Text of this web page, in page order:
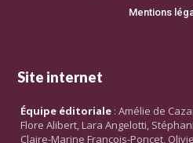
Mentions
Site internet
Équipe éditoriale : Amélie de
Flore Alibert, Lara Angelotti,
Claire-Marine François-Poncet,